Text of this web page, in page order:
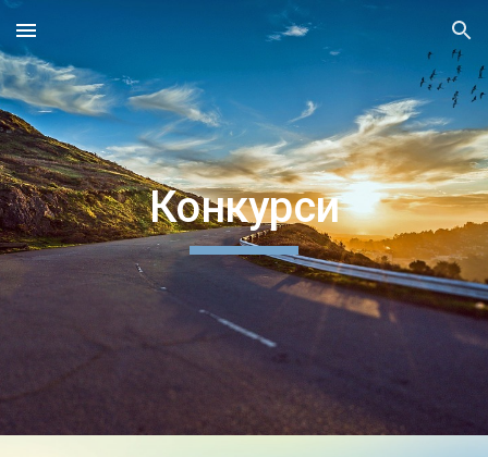
Skip to main content Skip to navigation
Конкурси